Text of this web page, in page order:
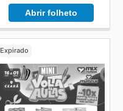
Abrir folheto
Expirado